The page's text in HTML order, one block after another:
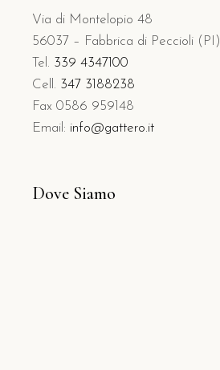
Via di Montelopio 48
56037 – Fabbrica di Peccioli (PI)
Tel. 339 4347100
Cell. 347 3188238
Fax 0586 959148
Email: info@gattero.it
Dove Siamo